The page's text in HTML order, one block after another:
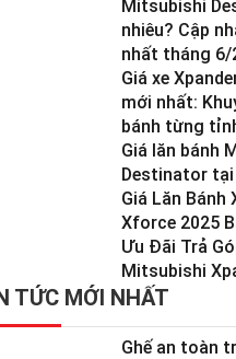
Mitsubishi
nhiêu? Cập
nhất tháng 6/
Giá xe
mới nhất:
bánh từng
Giá lăn bánh
Destinator tại
Giá Lăn Bánh
Xforce 2025
Ưu Đãi Trả
Mitsubishi
TỨC MỚI NHẤT
Ghế an toàn